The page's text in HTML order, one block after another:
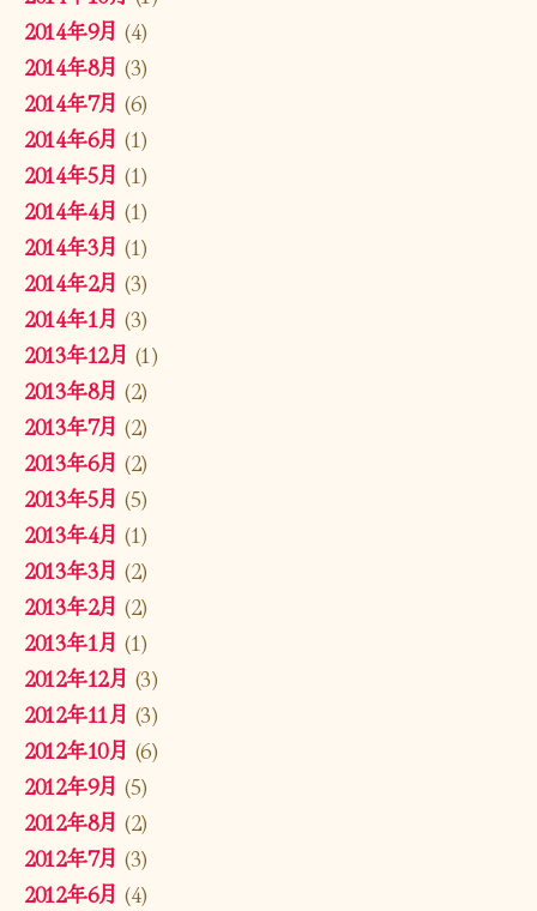
2014年9月 (4)
2014年8月 (3)
2014年7月 (6)
2014年6月 (1)
2014年5月 (1)
2014年4月 (1)
2014年3月 (1)
2014年2月 (3)
2014年1月 (3)
2013年12月 (1)
2013年8月 (2)
2013年7月 (2)
2013年6月 (2)
2013年5月 (5)
2013年4月 (1)
2013年3月 (2)
2013年2月 (2)
2013年1月 (1)
2012年12月 (3)
2012年11月 (3)
2012年10月 (6)
2012年9月 (5)
2012年8月 (2)
2012年7月 (3)
2012年6月 (4)